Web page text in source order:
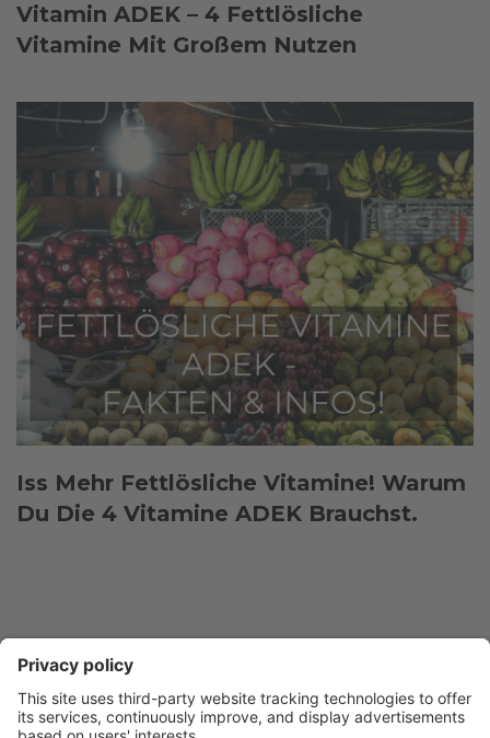
Vitamin ADEK – 4 Fettlösliche
Vitamine Mit Großem Nutzen
Iss Mehr Fettlösliche Vitamine! Warum
Du Die 4 Vitamine ADEK Brauchst.